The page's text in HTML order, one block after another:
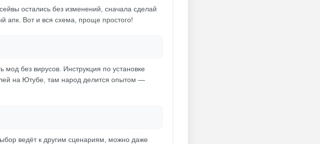
остались без изменений, сначала сделай
апк. Вот и вся схема, проще простого!
без вирусов. Инструкция по установке
на Ютубе, там народ делится опытом —
ведёт к другим сценариям, можно даже